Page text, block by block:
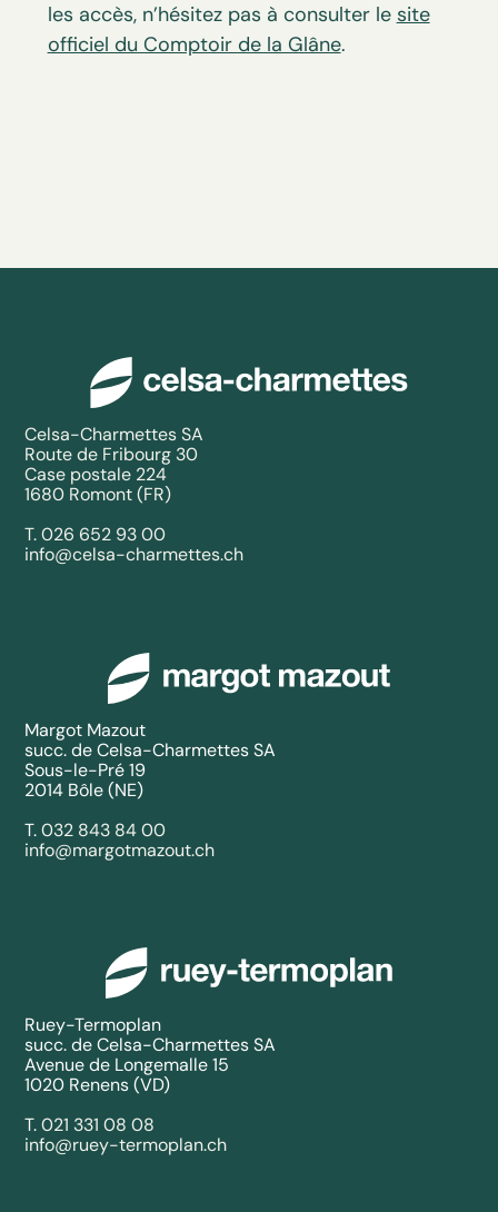
les accès, n’hésitez pas à consulter le site
officiel du Comptoir de la Glâne.
Celsa-Charmettes SA
Route de Fribourg 30
Case postale 224
1680 Romont (FR)
T.026 652 93 00
info@celsa-charmettes.ch
Margot Mazout
succ. de Celsa-Charmettes SA
Sous-le-Pré 19
2014 Bôle (NE)
T.032 843 84 00
info@margotmazout.ch
Ruey-Termoplan
succ. de Celsa-Charmettes SA
Avenue de Longemalle 15
1020 Renens (VD)
T.021 331 08 08
info@ruey-termoplan.ch